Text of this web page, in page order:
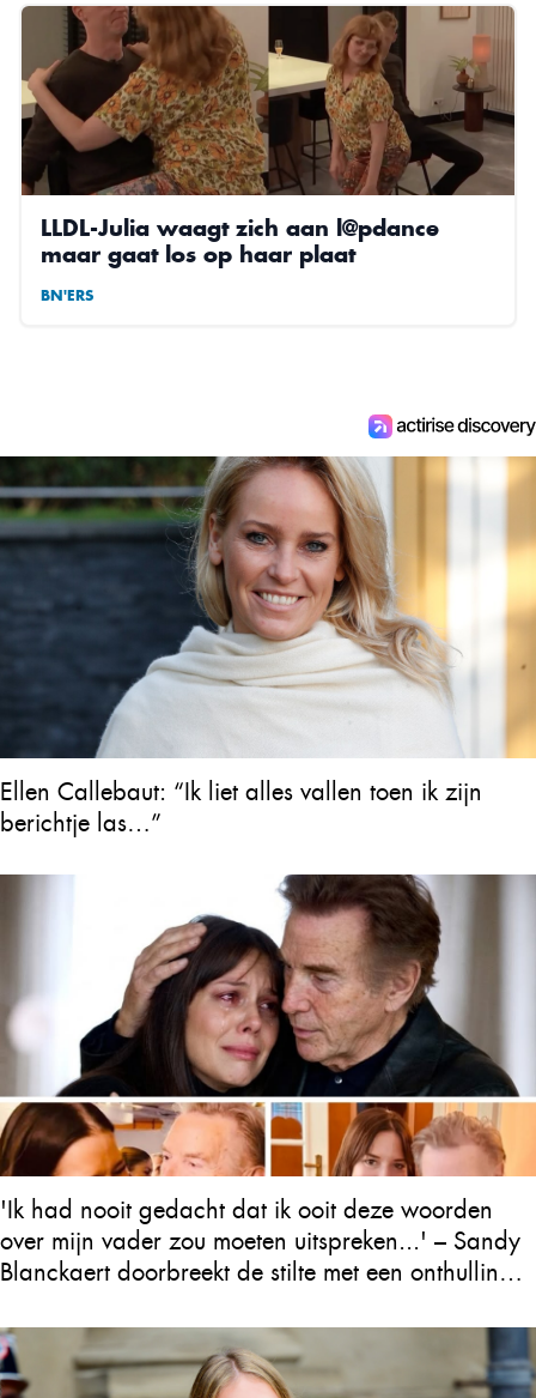
LLDL-Julia waagt zich aan l@pdance
maar gaat los op haar plaat
BN'ERS
Ellen Callebaut: “Ik liet alles vallen toen ik zijn
berichtje las…”
'Ik had nooit gedacht dat ik ooit deze woorden
over mijn vader zou moeten uitspreken...' – Sandy
Blanckaert doorbreekt de stilte met een onthulling
achterlaat